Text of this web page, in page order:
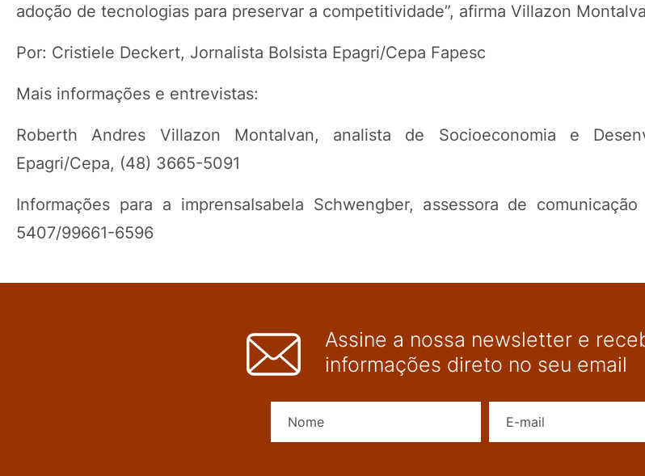
adoção de tecnologias para preservar a competitividade”, afirma Villazon
Por: Cristiele Deckert, Jornalista Bolsista Epagri/Cepa Fapesc
Mais informações e entrevistas:
Roberth Andres Villazon Montalvan, analista de Socioeconomia e
Epagri/Cepa, (48) 3665-5091
Informações para a imprensaIsabela Schwengber, assessora de
5407/99661-6596
Assine a nossa newsletter e
informações direto no seu email